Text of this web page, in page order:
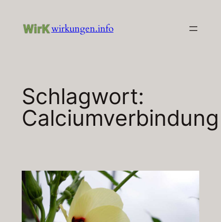
Inhalt
wirkungen.info
Schlagwort:
Calciumverbindung